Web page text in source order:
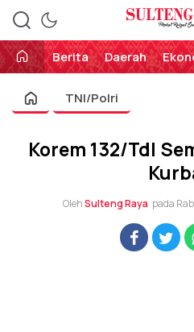
Sulteng
Perekat
Berita
Daerah
TNI/Polri
Korem 132/Tdl
OlehSulteng Raya pada